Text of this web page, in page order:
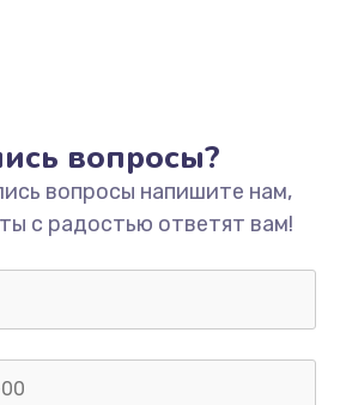
карбюратора
1300 руб.
Заказать
капиллярной трубки
400 руб.
вопросы?
вопросы напишите нам,
с радостью ответят вам!